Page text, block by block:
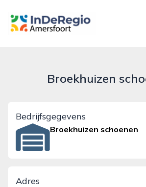
inderegioamersfoort.nl
Broekhuizen
Bedrijfsgegevens
Broekhuizen schoenen
Adres